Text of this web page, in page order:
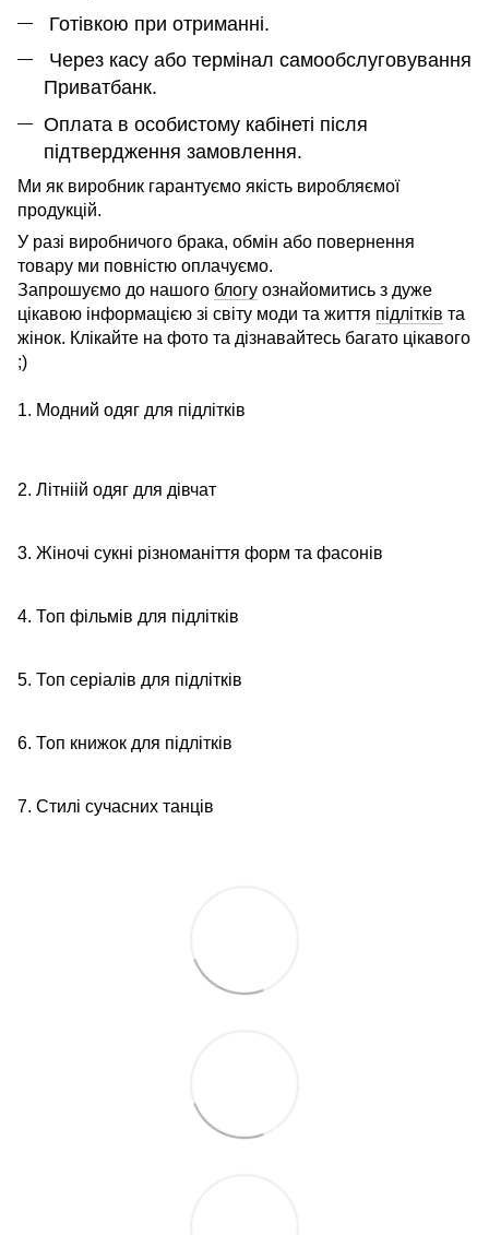
Готівкою при отриманні.
Через касу або термінал самообслуговування
Приватбанк.
Оплата в особистому кабінеті після
підтвердження замовлення.
Ми як виробник гарантуємо якість виробляємої
продукцій.
У разі виробничого брака, обмін або повернення
товару ми повністю оплачуємо.
Запрошуємо до нашого блогу ознайомитись з дуже
цікавою інформацією зі світу моди та життя підлітків та
жінок. Клікайте на фото та дізнавайтесь багато цікавого
;)
1. Модний одяг для підлітків
2. Літніій одяг для дівчат
3. Жіночі сукні різноманіття форм та фасонів
4. Топ фільмів для підлітків
5. Топ серіалів для підлітків
6. Топ книжок для підлітків
7. Стилі сучасних танців